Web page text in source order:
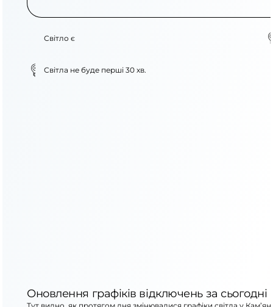
Світло є
Світла не буде перші 30 хв.
Оновлення графіків відключень за сьогодні